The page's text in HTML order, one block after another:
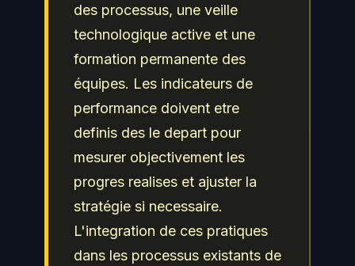
des processus, une veille
technologique active et une
formation permanente des
équipes. Les indicateurs de
performance doivent etre
definis des le depart pour
mesurer objectivement les
progres realises et ajuster la
stratégie si necessaire.
L'integration de ces pratiques
dans les processus existants de